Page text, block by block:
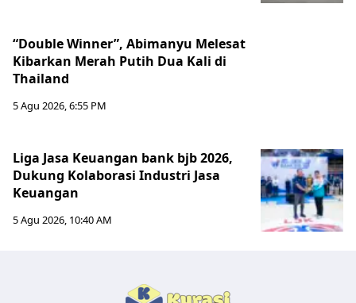
“Double Winner”, Abimanyu Melesat
Kibarkan Merah Putih Dua Kali di
Thailand
5 Agu 2026, 6:55 PM
Liga Jasa Keuangan bank bjb 2026,
Dukung Kolaborasi Industri Jasa
Keuangan
5 Agu 2026, 10:40 AM